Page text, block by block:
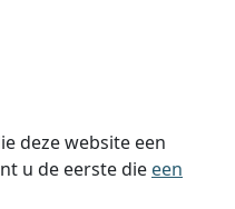
deze website een
u de eerste die een